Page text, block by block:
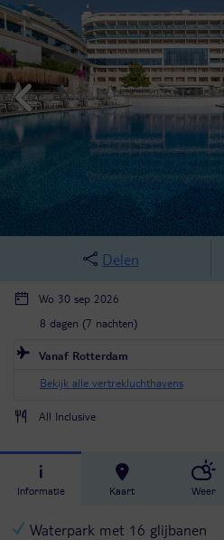
Delen
Wo 30 sep 2026
8 dagen (7 nachten)
Vanaf Rotterdam
Bekijk alle vertrekluchthavens
All Inclusive
Informatie Kaart Weer
Waterpark met 16 glijbanen